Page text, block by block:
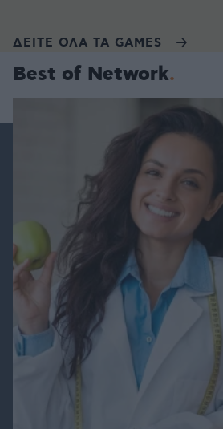
ΔΕΙΤΕ ΟΛΑ ΤΑ GAMES
Best of Network